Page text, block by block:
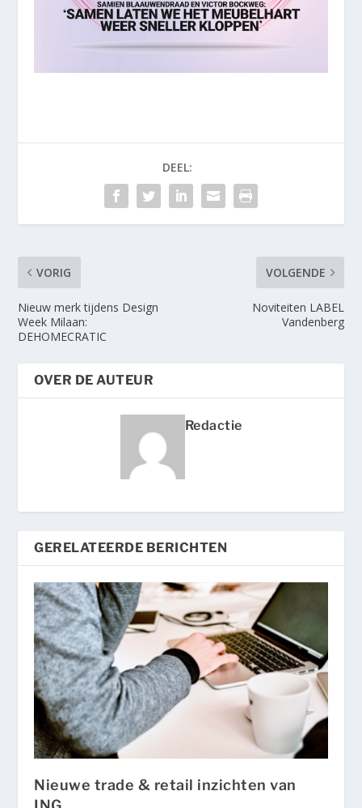
DEEL:
VORIG
Nieuw merk tijdens Design
Week Milaan:
DEHOMECRATIC
VOLGENDE
Noviteiten LABEL
Vandenberg
OVER DE AUTEUR
Redactie
GERELATEERDE BERICHTEN
Nieuwe trade & retail inzichten van